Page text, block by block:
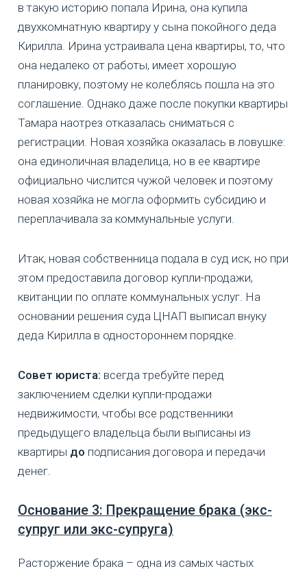
в такую историю попала Ирина, она купила
двухкомнатную квартиру у сына покойного деда
Кирилла. Ирина устраивала цена квартиры, то, что
она недалеко от работы, имеет хорошую
планировку, поэтому не колеблясь пошла на это
соглашение. Однако даже после покупки квартиры
Тамара наотрез отказалась сниматься с
регистрации. Новая хозяйка оказалась в ловушке:
она единоличная владелица, но в ее квартире
официально числится чужой человек и поэтому
новая хозяйка не могла оформить субсидию и
переплачивала за коммунальные услуги.
Итак, новая собственница подала в суд иск, но при
этом предоставила договор купли-продажи,
квитанции по оплате коммунальных услуг. На
основании решения суда ЦНАП выписал внуку
деда Кирилла в одностороннем порядке.
Совет юриста: всегда требуйте перед
заключением сделки купли-продажи
недвижимости, чтобы все родственники
предыдущего владельца были выписаны из
квартиры до подписания договора и передачи
денег.
Основание 3: Прекращение брака (экс-
супруг или экс-супруга)
Расторжение брака – одна из самых частых